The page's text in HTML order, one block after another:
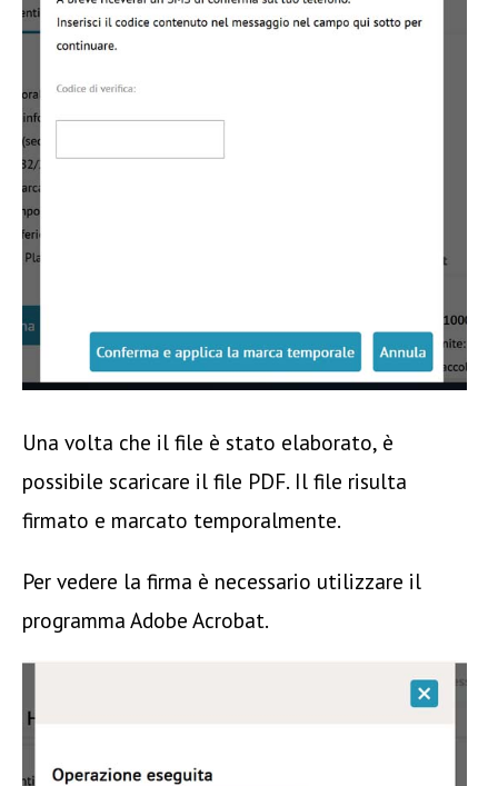
Una volta che il file è stato elaborato, è
possibile scaricare il file PDF. Il file risulta
firmato e marcato temporalmente.
Per vedere la firma è necessario utilizzare il
programma Adobe Acrobat.